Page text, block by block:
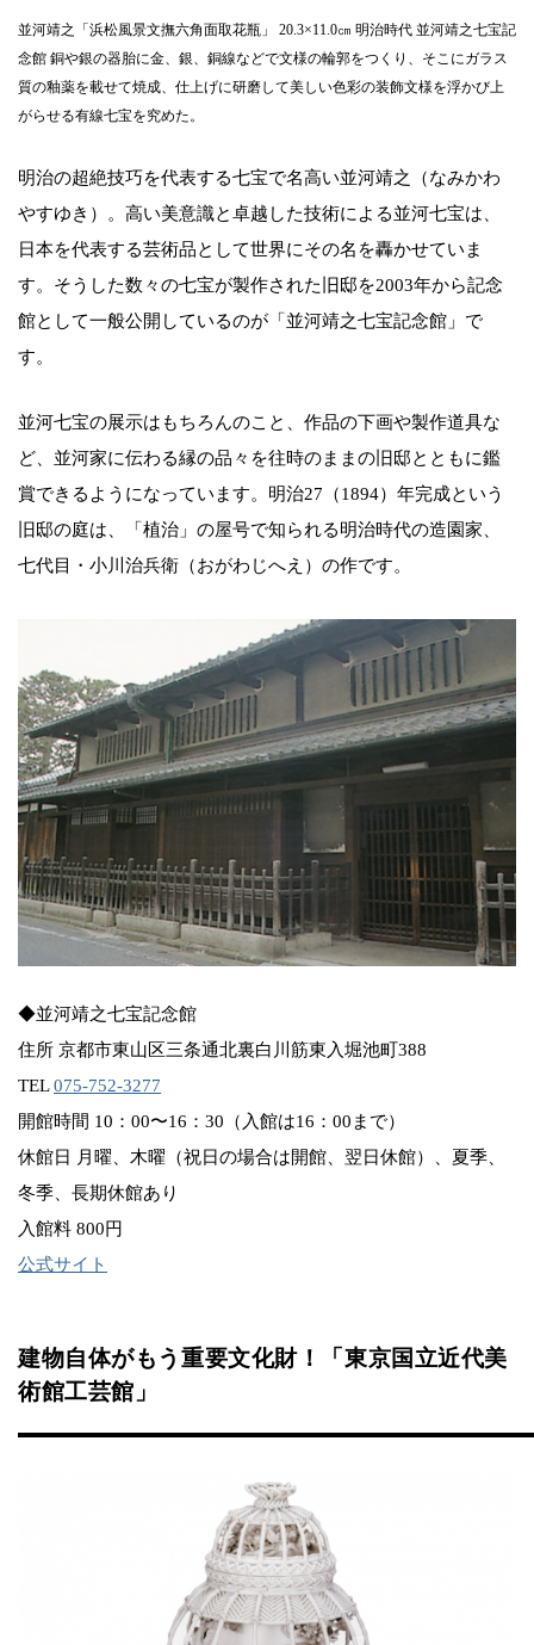
並河靖之「浜松風景文撫六角面取花瓶」 20.3×11.0㎝ 明治時代 並河靖之七宝記
念館 銅や銀の器胎に金、銀、銅線などで文様の輪郭をつくり、そこにガラス
質の釉薬を載せて焼成、仕上げに研磨して美しい色彩の装飾文様を浮かび上
がらせる有線七宝を究めた。
明治の超絶技巧を代表する七宝で名高い並河靖之（なみかわ
やすゆき）。高い美意識と卓越した技術による並河七宝は、
日本を代表する芸術品として世界にその名を轟かせていま
す。そうした数々の七宝が製作された旧邸を2003年から記念
館として一般公開しているのが「並河靖之七宝記念館」で
す。
並河七宝の展示はもちろんのこと、作品の下画や製作道具な
ど、並河家に伝わる縁の品々を往時のままの旧邸とともに鑑
賞できるようになっています。明治27（1894）年完成という
旧邸の庭は、「植治」の屋号で知られる明治時代の造園家、
七代目・小川治兵衛（おがわじへえ）の作です。
◆並河靖之七宝記念館
住所 京都市東山区三条通北裏白川筋東入堀池町388
TEL075-752-3277
開館時間 10：00〜16：30（入館は16：00まで）
休館日 月曜、木曜（祝日の場合は開館、翌日休館）、夏季、
冬季、長期休館あり
入館料 800円
公式サイト
建物自体がもう重要文化財！「東京国立近代美
術館工芸館」